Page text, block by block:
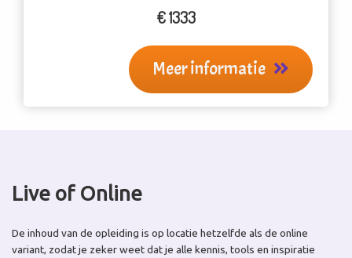
€ 1333
Meer informatie
Live of Online
De inhoud van de opleiding is op locatie hetzelfde als de online
variant, zodat je zeker weet dat je alle kennis, tools en inspiratie